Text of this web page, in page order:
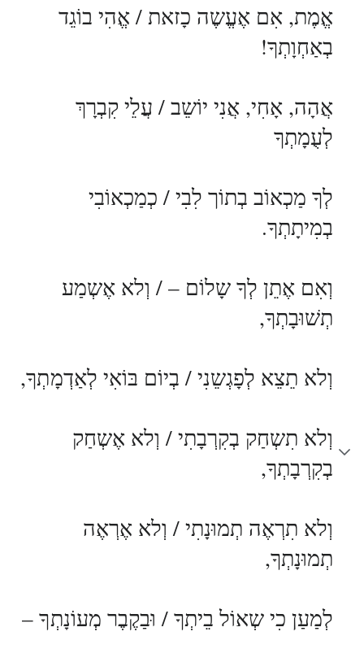
אֱמֶת, אִם אֶעֱשֶה כָזאת / אֱהִי בוֹגֵד
בְאַחְוָתְךָ!
אֲהָה, אָחִי, אֲנִי יוֹשֵב / עֲלֵי קִבְרָךְ
לְעֻמָתְךָ
לְךָ מַכְאוֹב בְתוֹך לִבִי / כְמַכְאוֹבִי
בְמִיתָתְךָ.
וְאִם אֶתֵן לְךָ שָלוֹם – / וְלא אֶשְמַע
תְשׁוּבָתְךָ,
וְלא תֵצֵא לְפָגְשֵנִי / בְיוֹם בּוֹאִי לְאַדְמָתְךָ,
וְלא תִשְחַק בְקִרְבָתִי / וְלא אֶשְחַק
בְקִרְבָתְךָ,
וְלא תִרְאֶה תְמוּנָתִי / וְלא אֶרְאֶה
תְמוּנָתְךָ,
לְמַעַן כִי שְאוֹל בֵיתְךָ / וּבַקֶבֶר מְעוֹנָתְךָ –